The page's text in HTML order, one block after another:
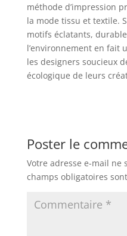
méthode d’impression
la mode tissu et textile.
motifs éclatants,
l’environnement en fait
les designers soucieux
écologique de leurs
Poster le
Votre adresse e-mail ne
champs obligatoires